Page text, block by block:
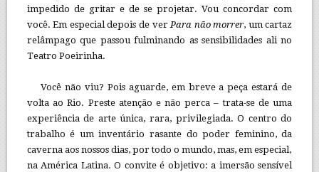
impedido de gritar e de se projetar. Vou concordar com
você. Em especial depois de verPara não morrer, um cartaz
relâmpago que passou fulminando as sensibilidades ali no
Teatro Poeirinha.
Você não viu? Pois aguarde, em breve a peça estará de
volta ao Rio. Preste atenção e não perca – trata-se de uma
experiência de arte única, rara, privilegiada. O centro do
trabalho é um inventário rasante do poder feminino, da
caverna aos nossos dias, por todo o mundo, mas, em especial,
na América Latina. O convite é objetivo: a imersão sensível